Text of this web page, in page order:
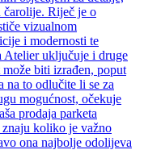
čarolije. Riječ je o
vizualnom
i modernosti te
Atelier uključuje i druge
biti izrađen, poput
na to odlučite li se za
mogućnost, očekuje
prodaja parketa
koliko je važno
ona najbolje odolijeva